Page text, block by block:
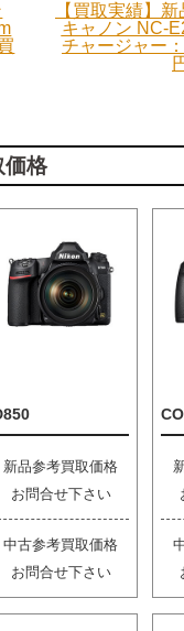
【買取実績】
キャノン NC-
チャージャー
価格
新品参考買取価格
お問合せ下さい
中古参考買取価格
お問合せ下さい